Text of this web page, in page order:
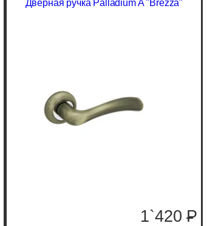
Дверная ручка Palladium A "Brezza"
1`420P